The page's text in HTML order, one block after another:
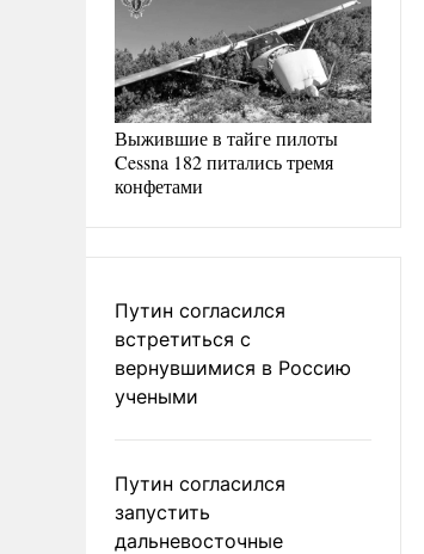
Выжившие в тайге пилоты
Cessna 182 питались тремя
конфетами
Путин согласился
встретиться с
вернувшимися в Россию
учеными
Путин согласился
запустить
дальневосточные